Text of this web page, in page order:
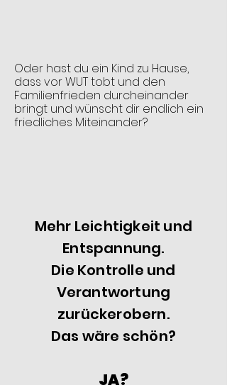
Oder hast du ein Kind zu Hause,
dass vor WUT tobt und den
Familienfrieden durcheinander
bringt und wünscht dir endlich ein
friedliches Miteinander?
Mehr Leichtigkeit und
Entspannung.
Die Kontrolle und
Verantwortung
zurückerobern.
Das wäre schön?
JA?